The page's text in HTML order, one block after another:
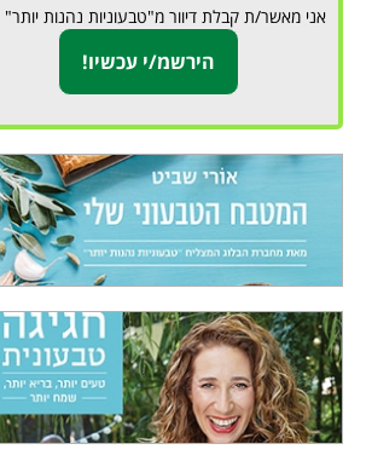
אני מאשר/ת קבלת דיוור מ"טבעוניות נהנות יותר"